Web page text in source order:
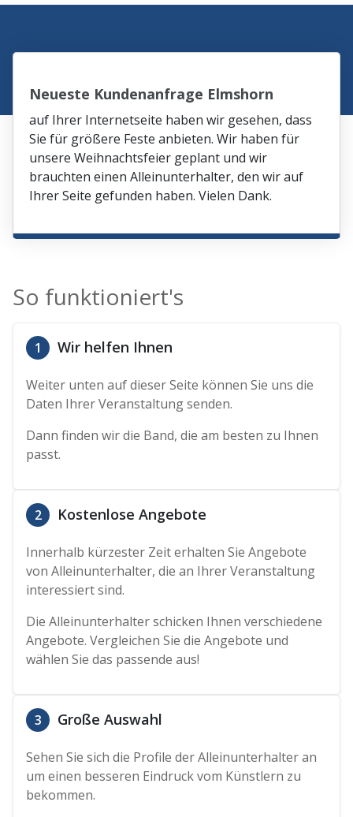
Neueste Kundenanfrage Elmshorn
auf Ihrer Internetseite haben wir gesehen, dass
Sie für größere Feste anbieten. Wir haben für
unsere Weihnachtsfeier geplant und wir
brauchten einen Alleinunterhalter, den wir auf
Ihrer Seite gefunden haben. Vielen Dank.
So funktioniert's
1 Wir helfen Ihnen
Weiter unten auf dieser Seite können Sie uns die
Daten Ihrer Veranstaltung senden.
Dann finden wir die Band, die am besten zu Ihnen
passt.
2 Kostenlose Angebote
Innerhalb kürzester Zeit erhalten Sie Angebote
von Alleinunterhalter, die an Ihrer Veranstaltung
interessiert sind.
Die Alleinunterhalter schicken Ihnen verschiedene
Angebote. Vergleichen Sie die Angebote und
wählen Sie das passende aus!
3 Große Auswahl
Sehen Sie sich die Profile der Alleinunterhalter an
um einen besseren Eindruck vom Künstlern zu
bekommen.